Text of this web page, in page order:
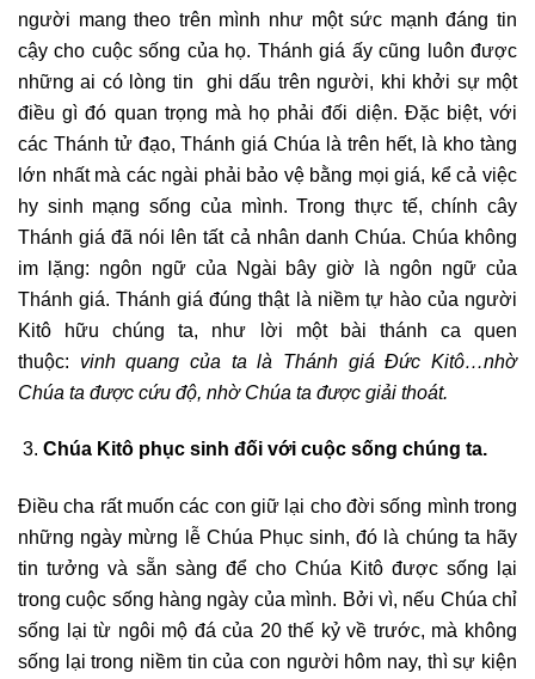
người mang theo trên mình như một sức mạnh đáng tin
cậy cho cuộc sống của họ. Thánh giá ấy cũng luôn được
những ai có lòng tin ghi dấu trên người, khi khởi sự một
điều gì đó quan trọng mà họ phải đối diện. Đặc biệt, với
các Thánh tử đạo, Thánh giá Chúa là trên hết, là kho tàng
lớn nhất mà các ngài phải bảo vệ bằng mọi giá, kể cả việc
hy sinh mạng sống của mình. Trong thực tế, chính cây
Thánh giá đã nói lên tất cả nhân danh Chúa. Chúa không
im lặng: ngôn ngữ của Ngài bây giờ là ngôn ngữ của
Thánh giá. Thánh giá đúng thật là niềm tự hào của người
Kitô hữu chúng ta, như lời một bài thánh ca quen
thuộc: vinh quang của ta là Thánh giá Đức Kitô…nhờ
Chúa ta được cứu độ, nhờ Chúa ta được giải thoát.
Chúa Kitô phục sinh đối với cuộc sống chúng ta.
Điều cha rất muốn các con giữ lại cho đời sống mình trong
những ngày mừng lễ Chúa Phục sinh, đó là chúng ta hãy
tin tưởng và sẵn sàng để cho Chúa Kitô được sống lại
trong cuộc sống hàng ngày của mình. Bởi vì, nếu Chúa chỉ
sống lại từ ngôi mộ đá của 20 thế kỷ về trước, mà không
sống lại trong niềm tin của con người hôm nay, thì sự kiện